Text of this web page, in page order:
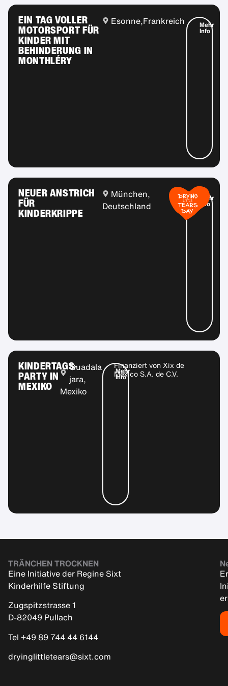
EIN TAG VOLLER
MOTORSPORT FÜR
KINDER MIT
BEHINDERUNG IN
MONTHLÉRY
Esonne,Frankreich Mehr
Info
NEUER ANSTRICH
FÜR
KINDERKRIPPE
München,
Deutschland
Mehr
Info
KINDERTAGS-
PARTY IN
MEXIKO
Guadala
jara,
Mexiko
Mehr
Info
Finanziert vonXix de
Mexico S.A. de C.V.
TRÄNCHEN TROCKNEN
Eine Initiative der Regine Sixt
Kinderhilfe Stiftung
Zugspitzstrasse 1
D-82049 Pullach
Tel +49 89 744 44 6144
dryinglittletears@sixt.com